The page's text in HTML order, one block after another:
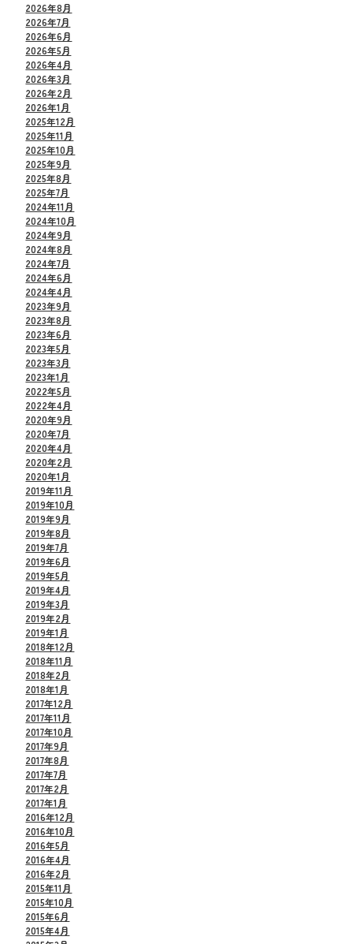
2026年8月
2026年7月
2026年6月
2026年5月
2026年4月
2026年3月
2026年2月
2026年1月
2025年12月
2025年11月
2025年10月
2025年9月
2025年8月
2025年7月
2024年11月
2024年10月
2024年9月
2024年8月
2024年7月
2024年6月
2024年4月
2023年9月
2023年8月
2023年6月
2023年5月
2023年3月
2023年1月
2022年5月
2022年4月
2020年9月
2020年7月
2020年4月
2020年2月
2020年1月
2019年11月
2019年10月
2019年9月
2019年8月
2019年7月
2019年6月
2019年5月
2019年4月
2019年3月
2019年2月
2019年1月
2018年12月
2018年11月
2018年2月
2018年1月
2017年12月
2017年11月
2017年10月
2017年9月
2017年8月
2017年7月
2017年2月
2017年1月
2016年12月
2016年10月
2016年5月
2016年4月
2016年2月
2015年11月
2015年10月
2015年6月
2015年4月